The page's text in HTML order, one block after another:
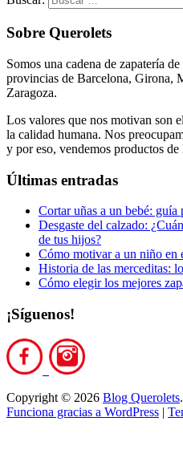
Sobre Querolets
Somos una cadena de zapatería
provincias de Barcelona, Girona,
Zaragoza.
Los valores que nos motivan son
la calidad humana. Nos
y por eso, vendemos productos
Últimas entradas
Cortar uñas a un bebé: guía
Desgaste del calzado:
de tus hijos?
Cómo motivar a un niño en
Historia de las merceditas:
Cómo elegir los mejores
¡Síguenos!
Copyright © 2026 Blog Querolets.
Funciona gracias a WordPress |